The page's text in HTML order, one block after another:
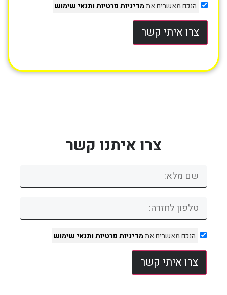
הנכם מאשרים אתמדיניות פרטיותותנאי שימוש
צרו איתי קשר
צרו איתנו קשר
הנכם מאשרים אתמדיניות פרטיותותנאי שימוש
צרו איתי קשר